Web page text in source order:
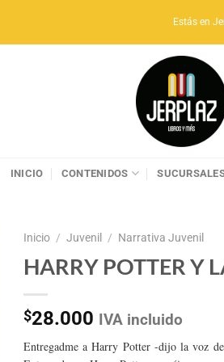
Estás en
INICIO CONTENIDOS
Inicio / Juvenil / Narrativa Juvenil
HARRY POTTER Y
$28.000 IVA incluido
Entregadme a Harry Potter -dijo la voz